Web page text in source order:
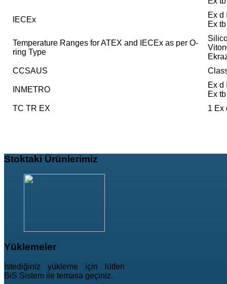
IECEx
Ex d
Ex
Temperature Ranges for ATEX and IECEx as per O-
ring Type
CCSAUS
INMETRO
Ex d
Ex
TC TR EX
1 Ex
Stoktaki Ürünlerimiz
Yüklemeler
İstediğiniz yükleme için lütfen
BiS Sistem ile temasa geçiniz.